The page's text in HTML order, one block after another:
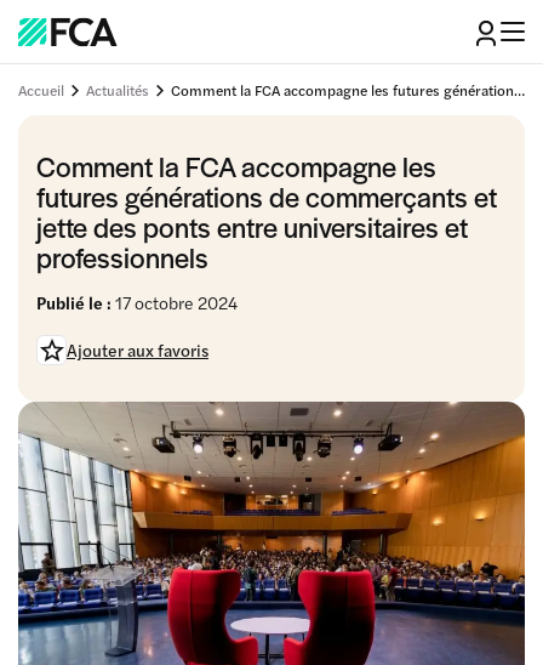
Accueil Actualités Comment la FCA accompagne les futures générations de commerçants et jette des ponts entre universitaires et professionnels
Comment la FCA accompagne les
futures générations de commerçants et
jette des ponts entre universitaires et
professionnels
Publié le : 17 octobre 2024
Ajouter aux favoris